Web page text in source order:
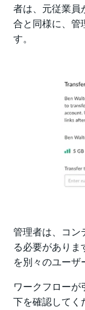
者は、元従業員
合と同様に、管
す。
管理者は、コン
る必要がありま
を別々のユーザ
ワークフローが
下を確認してく